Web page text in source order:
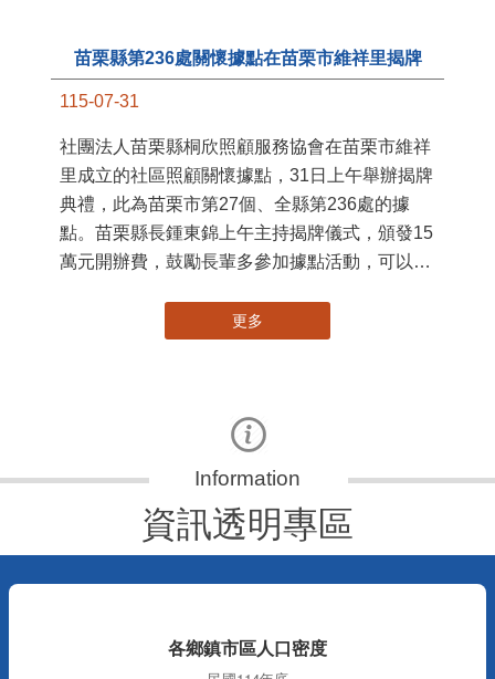
苗栗縣第236處關懷據點在苗栗市維祥里揭牌
115-07-31
社團法人苗栗縣桐欣照顧服務協會在苗栗市維祥
里成立的社區照顧關懷據點，31日上午舉辦揭牌
典禮，此為苗栗市第27個、全縣第236處的據
點。苗栗縣長鍾東錦上午主持揭牌儀式，頒發15
萬元開辦費，鼓勵長輩多參加據點活動，可以更
更多
資訊透明專區